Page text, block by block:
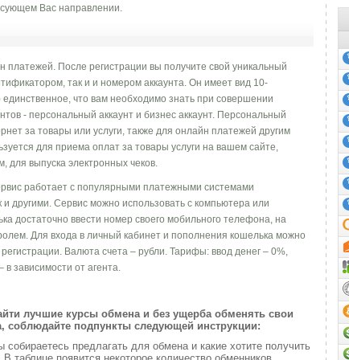
Вас направлении.
платежей. После регистрации вы получите свой уникальный
так и и номером аккаунта. Он имеет вид 10-
что вам необходимо знать при совершении
- персональный аккаунт и бизнес аккаунт. Персональный
за товары или услуги, также для онлайн платежей другим
для приема оплат за товары услуги на вашем сайте,
выпуска электронных чеков.
работает с популярными платежными системами
другими. Сервис можно использовать с компьютера или
достаточно ввести номер своего мобильного телефона, на
Для входа в личный кабинет и пополнения кошелька можно
Валюта счета – рубли. Тарифы: ввод денег – 0%,
зависимости от агента.
лучшие курсы обмена и без ущерба обменять свои
соблюдайте подпункты следующей инструкции:
собираетесь предлагать для обмена и какие хотите получить